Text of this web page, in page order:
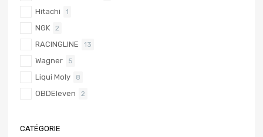
Hitachi 1
NGK 2
RACINGLINE 13
Wagner 5
Liqui Moly 8
OBDEleven 2
CATÉGORIE